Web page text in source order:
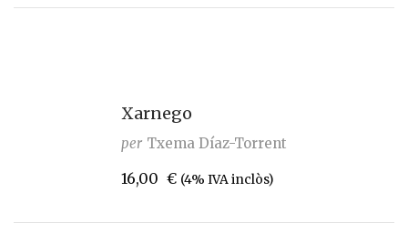
Xarnego
per Txema Díaz-Torrent
16,00 € (4% IVA inclòs)